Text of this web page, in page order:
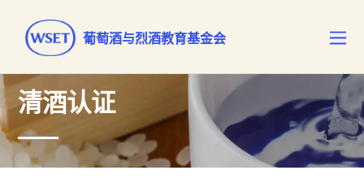
葡萄酒与烈酒教育基金会
清酒认证